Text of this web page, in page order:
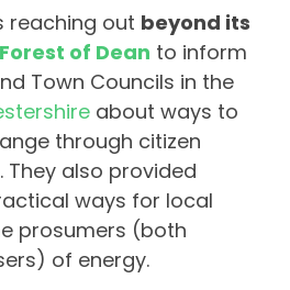
reaching out beyond its
Forest of Dean to inform
Town Councils in the
about ways to
through citizen
They also provided
ways for local
prosumers (both
of energy.